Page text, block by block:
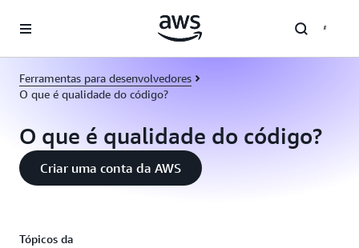
Pular para o conteúdo principal
Ferramentas para desenvolvedores
O que é qualidade do código?
O que é qualidade do código?
Criar uma conta da AWS
Tópicos da